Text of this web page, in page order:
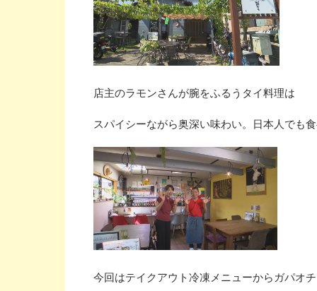
店主のラモンさんが腕をふるうタイ料理は
スパイシーながら奥深い味わい。日本人でも
今回はテイクアウト冷凍メニューからガパオ